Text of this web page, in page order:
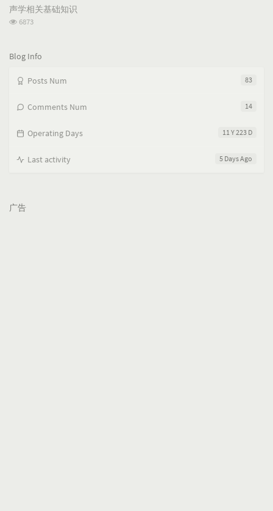
s
次
数:
声学相关基础知识
浏
数:
6873
Blog Info
83
Posts Num
14
Comments Num
11 Y 223 D
Operating Days
5 Days Ago
Last activity
广告